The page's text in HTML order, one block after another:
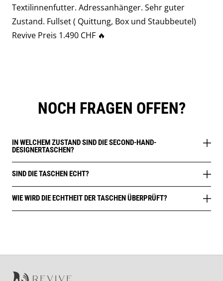
Textilinnenfutter. Adressanhänger. Sehr guter
Zustand. Fullset ( Quittung, Box und Staubbeutel)
Revive Preis 1.490 CHF 🔥
NOCH FRAGEN OFFEN?
IN WELCHEM ZUSTAND SIND DIE SECOND-HAND-
DESIGNERTASCHEN?
SIND DIE TASCHEN ECHT?
WIE WIRD DIE ECHTHEIT DER TASCHEN ÜBERPRÜFT?